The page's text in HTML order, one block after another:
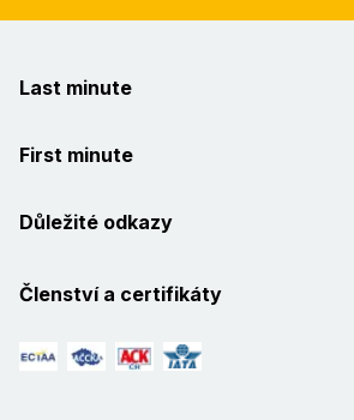
Last minute
First minute
Důležité odkazy
Členství a certifikáty